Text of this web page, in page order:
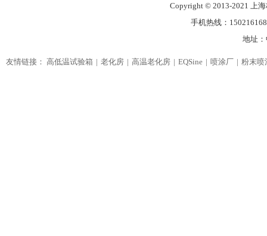
Copyright © 2013-2021 上
手机热线：
地址
友情链接： 高低温试验箱 老化房 高温老化房 EQSine 喷涂厂 粉末喷